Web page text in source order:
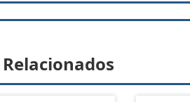
Relacionados